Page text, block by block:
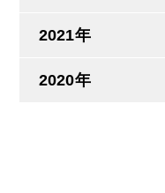
2021年
2020年